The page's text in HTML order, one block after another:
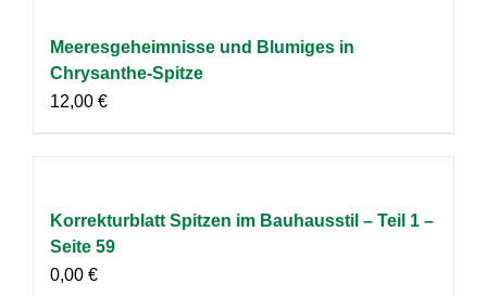
Meeresgeheimnisse und Blumiges in
Chrysanthe-Spitze
12,00 €
Korrekturblatt Spitzen im Bauhausstil – Teil 1 –
Seite 59
0,00 €